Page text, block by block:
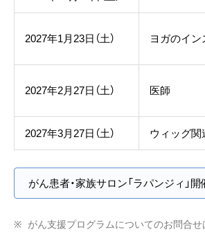
2027年1月23日（土） ヨガのイ
2027年2月27日（土） 医師
2027年3月27日（土） ウィッグ関
がん患者・家族サロン「ラパンジィ」
がん支援プログラムについてのお問合